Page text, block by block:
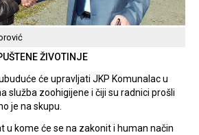
ŽIVOTINJE
će upravljati JKP Komunalac u
služba zoohigijene i čiji su radnici prošli
je na skupu.
u kome će se na zakonit i human način